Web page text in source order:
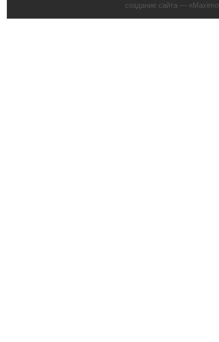
создание сайта —